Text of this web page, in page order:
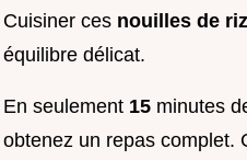
Cuisiner ces nouilles de
équilibre délicat.
En seulement 15 minutes
obtenez un repas complet.